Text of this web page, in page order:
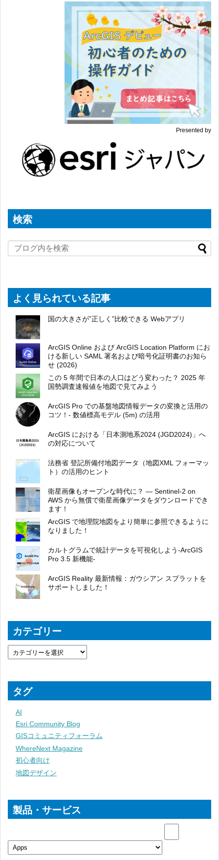
Presented by
検索
よく見られている記事
国の大きさが”正しく”比較できる Webアプリ
ArcGIS Online および ArcGIS Location Platform にお
ける新しい SAML 署名および暗号化証明書のお知ら
せ (2026)
この 5 年間で日本の人口はどう変わった？ 2025 年
国勢調査速報値を地図で見てみよう
ArcGIS Pro での基盤地図情報データの変換と活用の
コツ！- 数値標高モデル (5m) の活用
ArcGIS における「日本測地系2024 (JGD2024)」へ
の対応について
法務省 登記所備付地図データ（地図XML フォーマッ
ト）の活用のヒント
衛星画像もオープンな時代に？ ― Sentinel-2 on
AWS から無償で衛星画像データをダウンロードでき
ます！
ArcGIS で地理院地図をより簡単に参照できるように
なりました！
カルトグラムで統計データを可視化しよう-ArcGIS
Pro 3.5 新機能-
ArcGIS Reality 最新情報：ガウシアン スプラットを
サポートしました！
カテゴリー
タグ
AI
Esri Community Blog
GISコミュニティフォーラム
WhereNext Magazine
初心者向け
地図デザイン
製品・サービス